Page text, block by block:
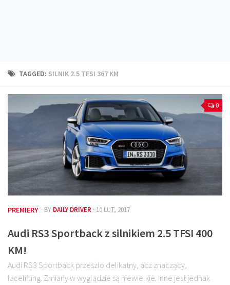
Technika jazdy
Kalkulatory
Przelicznik mocy
Auto z niemiec
Galerie
TAGGED: SILNIK 2.5 TFSI 367 KM
0
PREMIERY · BY DAILY DRIVER · 10 LUT, 2017
Audi RS3 Sportback z silnikiem 2.5 TFSI 400
KM!
Audi RS3 Sportback przeszło delikatny, acz znaczący,
facelifting. Zmiany w wyglądzie są niewielkie. Inne jest jednak